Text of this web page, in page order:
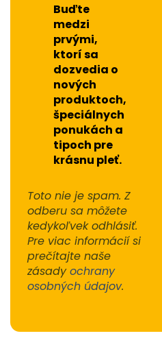
Buďte
medzi
prvými,
ktorí sa
dozvedia o
nových
produktoch,
špeciálnych
ponukách a
tipoch pre
krásnu pleť.
Toto nie je spam. Z
odberu sa môžete
kedykoľvek odhlásiť.
Pre viac informácií si
prečítajte naše
zásadyochrany
osobných údajov.